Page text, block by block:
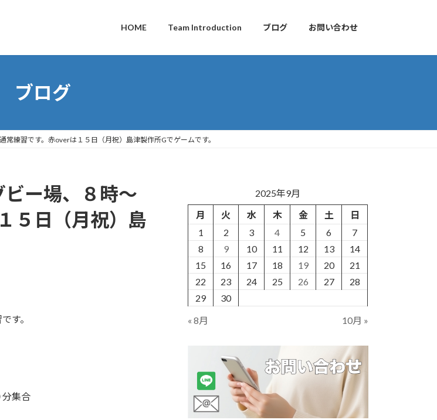
HOME Team Introduction ブログ お問い合わせ
ブログ
練習です。赤overは１５日（月祝）島津製作所Gでゲームです。
ー場、８時～
５日（月祝）島
す。
集合
2025年9月
月
火 水 木 金 土
日
1
2 3 4 5 6
7
8
9 10 11 12 13
14
15
16 17 18 19 20
21
22
23 24 25 26 27
28
29
30
« 8月 10月 »